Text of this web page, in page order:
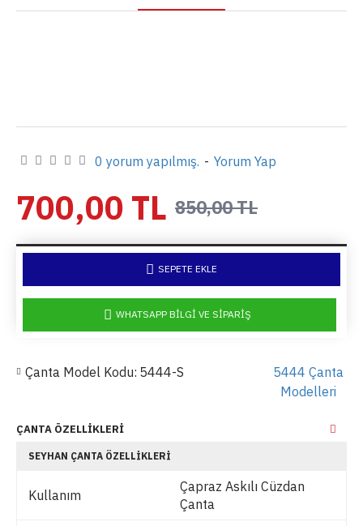
Çanta Model Kodu: 5444-S
5444 Çanta
Modelleri
0 yorum yapılmış. - Yorum Yap
700,00 TL 850,00 TL
SEPETE EKLE
WHATSAPP BILGI VE SIPARIŞ
ÇANTA ÖZELLIKLERI
SEYHAN ÇANTA ÖZELLIKLERI
Kullanım
Çapraz Askılı Cüzdan
Çanta